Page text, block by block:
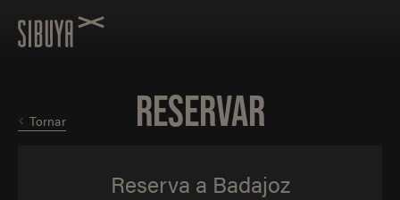
RESERVAR
Tornar
Reserva a Badajoz